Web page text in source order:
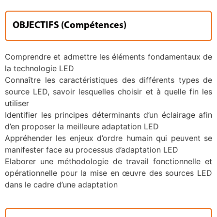
OBJECTIFS (Compétences)
Comprendre et admettre les éléments fondamentaux de
la technologie LED
Connaître les caractéristiques des différents types de
source LED, savoir lesquelles choisir et à quelle fin les
utiliser
Identifier les principes déterminants d’un éclairage afin
d’en proposer la meilleure adaptation LED
Appréhender les enjeux d’ordre humain qui peuvent se
manifester face au processus d’adaptation LED
Elaborer une méthodologie de travail fonctionnelle et
opérationnelle pour la mise en œuvre des sources LED
dans le cadre d’une adaptation